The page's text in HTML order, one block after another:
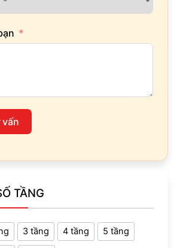
vấn
TẦNG
3 tầng 4 tầng 5 tầng